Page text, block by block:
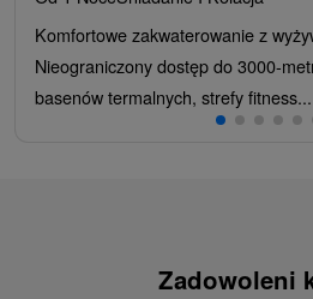
Komfortowe zakwaterowanie z
Nieograniczony dostęp do 3000-
basenów termalnych, strefy fitness...
Zadowoleni